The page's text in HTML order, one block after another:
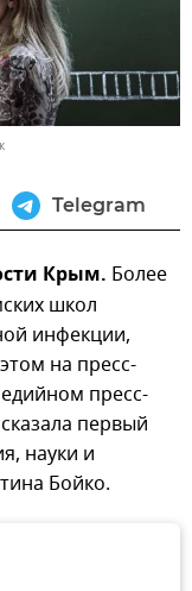
Telegram
Крым. Более
школ
инфекции,
на пресс-
пресс-
первый
науки и
Бойко.